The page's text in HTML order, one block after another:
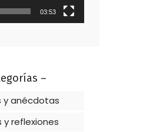
03:53
–
y anécdotas
y reflexiones